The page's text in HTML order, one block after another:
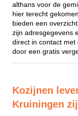
althans voor de
hier terecht
bieden een
zijn adresgegevens
direct in contact met
door een gratis
Kozijnen
Kruiningen